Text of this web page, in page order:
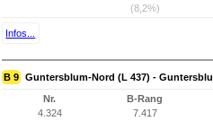
(8,2%)
Infos...
B 9 Guntersblum-Nord (L 437) -
Nr.
4.324
B-Rang
7.417